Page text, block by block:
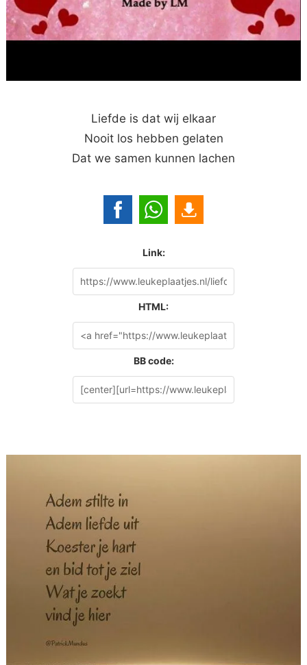
Liefde is dat wij elkaar
Nooit los hebben gelaten
Dat we samen kunnen lachen
Link:
HTML:
BB code: